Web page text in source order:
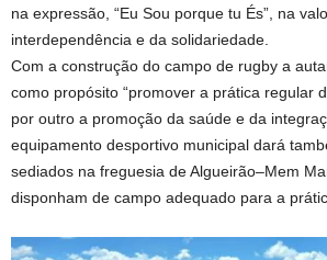
na expressão, “Eu Sou porque tu És”, na
interdependência e da solidariedade.
Com a construção do campo de rugby a
como propósito “promover a prática regular
por outro a promoção da saúde e da
equipamento desportivo municipal dará
sediados na freguesia de Algueirão–Mem
disponham de campo adequado para a